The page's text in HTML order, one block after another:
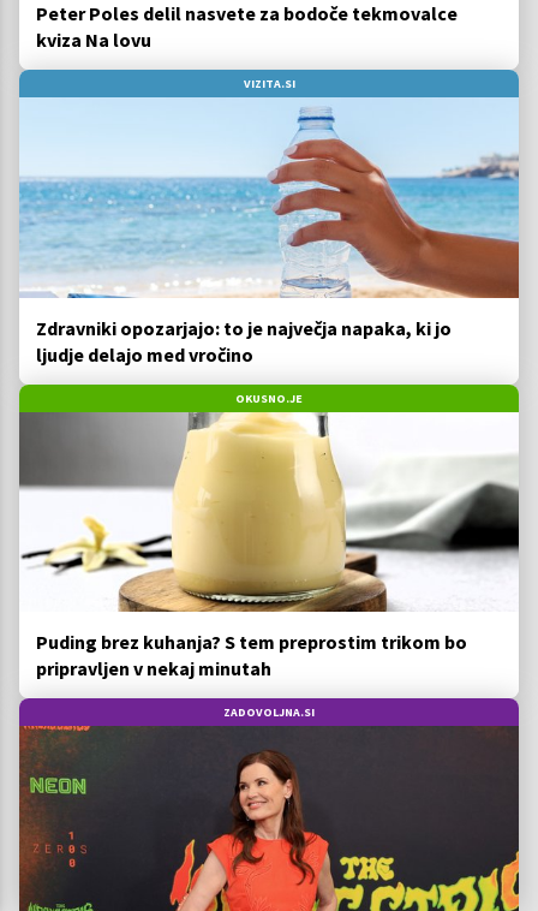
Peter Poles delil nasvete za bodoče tekmovalce
kviza Na lovu
VIZITA.SI
Zdravniki opozarjajo: to je največja napaka, ki jo
ljudje delajo med vročino
OKUSNO.JE
Puding brez kuhanja? S tem preprostim trikom bo
pripravljen v nekaj minutah
ZADOVOLJNA.SI